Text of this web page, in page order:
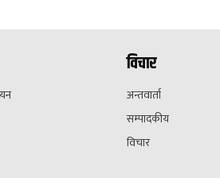
विचार
अन्तवार्ता
सम्पादकीय
विचार